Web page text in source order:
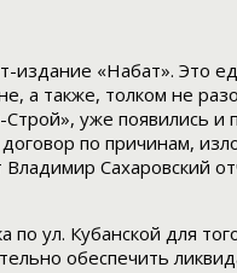
«Набат». Это
также, толком не
уже появились
по причинам,
Сахаровский
ул. Кубанской для
обеспечить